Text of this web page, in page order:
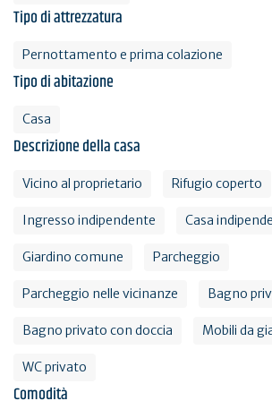
Tipo di attrezzatura
Pernottamento e prima colazione
Tipo di abitazione
Casa
Descrizione della casa
Vicino al proprietario Rifugio coperto
Ingresso indipendente Casa
Giardino comune Parcheggio
Parcheggio nelle vicinanze Bagno
Bagno privato con doccia Mobili da
WC privato
Comodità